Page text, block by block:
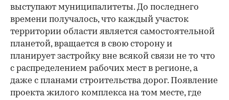
выступают муниципалитеты. До последнего
времени получалось, что каждый участок
территории области является самостоятельной
планетой, вращается в свою сторону и
планирует застройку вне всякой связи не то что
с распределением рабочих мест в регионе, а
даже с планами строительства дорог. Появление
проекта жилого комплекса на том месте, где